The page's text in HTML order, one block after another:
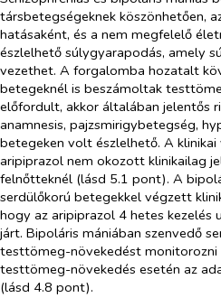
társbetegségeknek köszönhetően,
hatásaként, és a nem megfelelő
észlelhető súlygyarapodás, amely
vezethet. A forgalomba hozatalt
betegeknél is beszámoltak
előfordult, akkor általában jelentős
anamnesis, pajzsmirigybetegség,
betegeken volt észlelhető. A
aripiprazol nem okozott klinikailag
felnőtteknél (lásd 5.1 pont). A
serdülőkorú betegekkel végzett
hogy az aripiprazol 4 hetes
járt. Bipoláris mániában szenvedő
testtömeg-növekedést monitorozni
testtömeg-növekedés esetén az
(lásd 4.8 pont).